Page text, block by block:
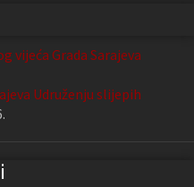
vijeća Grada Sarajeva
Udruženju slijepih